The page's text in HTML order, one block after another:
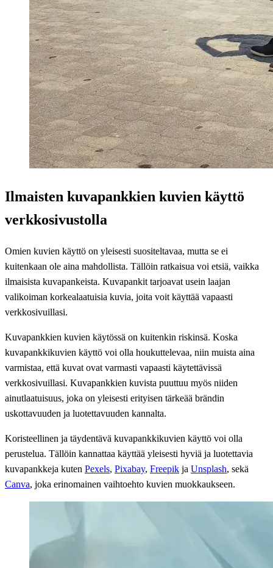
Ilmaisten kuvapankkien kuvien käyttö
verkkosivustolla
Omien kuvien käyttö on yleisesti suositeltavaa, mutta se ei
kuitenkaan ole aina mahdollista. Tällöin ratkaisua voi etsiä, vaikka
ilmaisista kuvapankeista. Kuvapankit tarjoavat usein laajan
valikoiman korkealaatuisia kuvia, joita voit käyttää vapaasti
verkkosivuillasi.
Kuvapankkien kuvien käytössä on kuitenkin riskinsä. Koska
kuvapankkikuvien käyttö voi olla houkuttelevaa, niin muista aina
varmistaa, että kuvat ovat varmasti vapaasti käytettävissä
verkkosivuillasi. Kuvapankkien kuvista puuttuu myös niiden
ainutlaatuisuus, joka on yleisesti erityisen tärkeää brändin
uskottavuuden ja luotettavuuden kannalta.
Koristeellinen ja täydentävä kuvapankkikuvien käyttö voi olla
perustelua. Tällöin kannattaa käyttää yleisesti hyviä ja luotettavia
kuvapankkeja kuten Pexels, Pixabay, Freepik ja Unsplash, sekä
Canva, joka erinomainen vaihtoehto kuvien muokkaukseen.